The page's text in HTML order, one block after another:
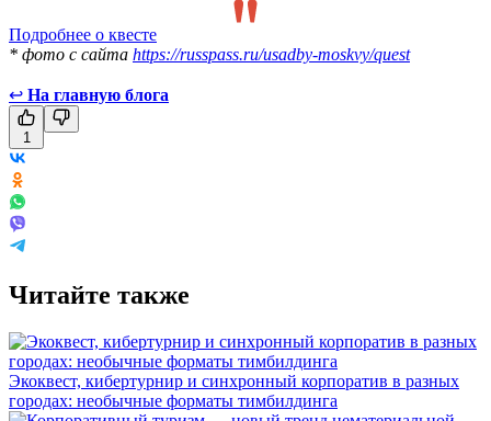
Подробнее о квесте
* фото с сайта https://russpass.ru/usadby-moskvy/quest
↩ На главную блога
1
Читайте также
Экоквест, кибертурнир и синхронный корпоратив в разных
городах: необычные форматы тимбилдинга